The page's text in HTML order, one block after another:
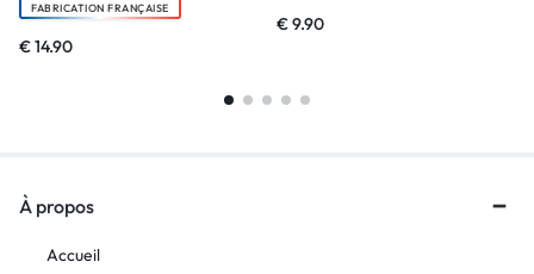
FABRICATION FRANÇAISE
€14.90
€9.90
À propos
Accueil